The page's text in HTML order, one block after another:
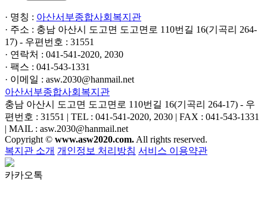
· 명칭 : 아산서부종합사회복지관
· 주소 : 충남 아산시 도고면 도고면로 110번길 16(기곡리 264-
17) - 우편번호 : 31551
· 연락처 : 041-541-2020, 2030
· 팩스 : 041-543-1331
· 이메일 : asw.2030@hanmail.net
아산서부종합사회복지관
충남 아산시 도고면 도고면로 110번길 16(기곡리 264-17) - 우
편번호 : 31551 | TEL : 041-541-2020, 2030 | FAX : 041-543-1331
| MAIL : asw.2030@hanmail.net
Copyright © www.asw2020.com.All rights reserved.
복지관 소개 개인정보 처리방침 서비스 이용약관
카카오톡